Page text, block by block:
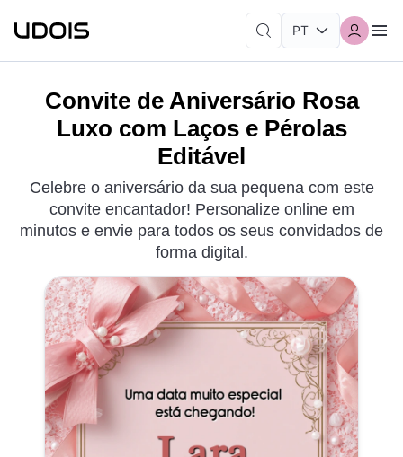
Convite de Aniversário Rosa
Luxo com Laços e Pérolas
Editável
Celebre o aniversário da sua pequena com este
convite encantador! Personalize online em
minutos e envie para todos os seus convidados de
forma digital.